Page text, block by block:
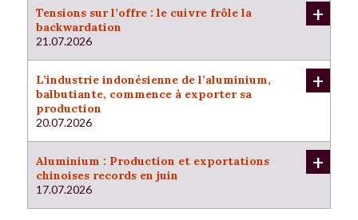
Tensions sur l’offre : le cuivre frôle la
backwardation
21.07.2026
+
L’industrie indonésienne de l’aluminium,
balbutiante, commence à exporter sa
production
20.07.2026
+
Aluminium : Production et exportations
chinoises records en juin
17.07.2026
+